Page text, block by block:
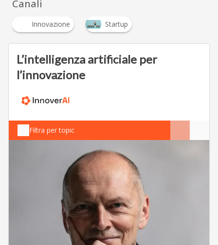
Canali
Innovazione Startup
L’intelligenza artificiale per
l’innovazione
Filtra per topic